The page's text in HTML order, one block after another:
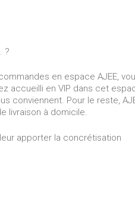
?
en espace AJEE,
accueilli en VIP dans cet
conviennent. Pour le reste,
livraison à domicile.
apporter la concrétisation